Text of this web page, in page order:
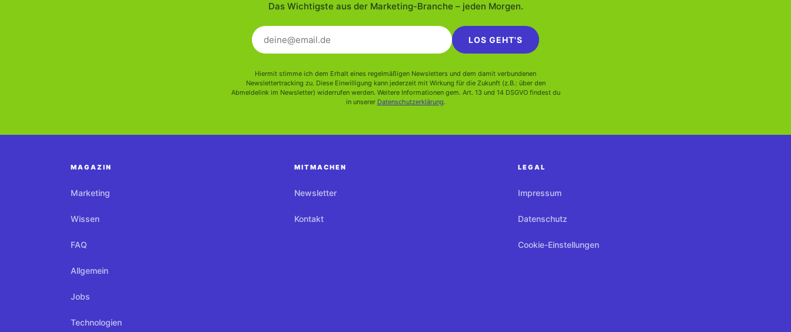
Das Wichtigste aus der Marketing-Branche – jeden Morgen.
LOS GEHT'S
Hiermit stimme ich dem Erhalt eines regelmäßigen Newsletters und dem damit verbundenen
Newslettertracking zu. Diese Einwilligung kann jederzeit mit Wirkung für die Zukunft (z.B.: über den
Abmeldelink im Newsletter) widerrufen werden. Weitere Informationen gem. Art. 13 und 14 DSGVO findest du
in unserer Datenschutzerklärung.
MAGAZIN
Marketing
Wissen
FAQ
Allgemein
Jobs
Technologien
MITMACHEN
Newsletter
Kontakt
LEGAL
Impressum
Datenschutz
Cookie-Einstellungen